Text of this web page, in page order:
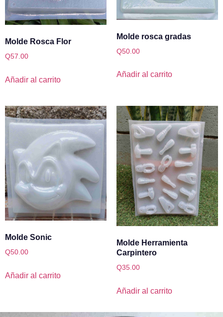
Molde Rosca Flor
Q57.00
Añadir al carrito
Molde rosca gradas
Q50.00
Añadir al carrito
Molde Sonic
Q50.00
Añadir al carrito
Molde Herramienta
Carpintero
Q35.00
Añadir al carrito